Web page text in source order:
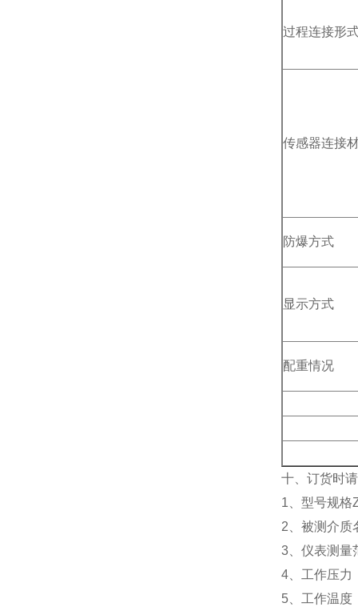
过程连接形
传感器连接
防爆方式
显示方式
配重情况
十、订货时
1、型号规格
2、被测介质
3、仪表测量
4、工作压力
5、工作温度